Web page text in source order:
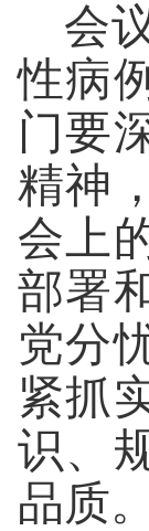
会
性病
门要
精神
会上
部署
党分
紧抓
识、
品质。